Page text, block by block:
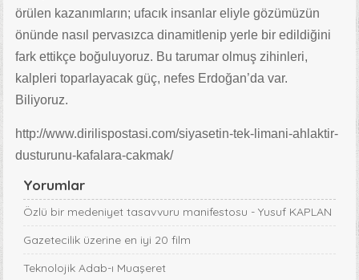
örülen kazanımların; ufacık insanlar eliyle gözümüzün
önünde nasıl pervasızca dinamitlenip yerle bir edildiğini
fark ettikçe boğuluyoruz. Bu tarumar olmuş zihinleri,
kalpleri toparlayacak güç, nefes Erdoğan’da var.
Biliyoruz.
http://www.dirilispostasi.com/siyasetin-tek-limani-ahlaktir-
dusturunu-kafalara-cakmak/
Yorumlar
Özlü bir medeniyet tasavvuru manifestosu - Yusuf KAPLAN
Gazetecilik üzerine en iyi 20 film
Teknolojik Adab-ı Muaşeret